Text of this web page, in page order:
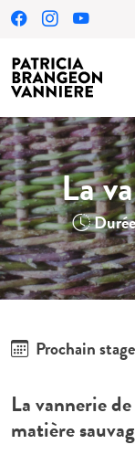
La
Prochain
La vannerie
matière